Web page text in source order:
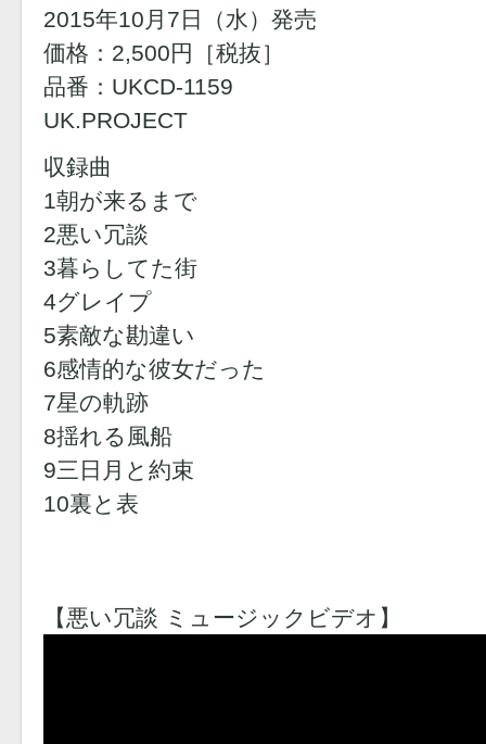
2015年10月7日（水）発売
価格：2,500円［税抜］
品番：UKCD-1159
UK.PROJECT
収録曲
1朝が来るまで
2悪い冗談
3暮らしてた街
4グレイプ
5素敵な勘違い
6感情的な彼女だった
7星の軌跡
8揺れる風船
9三日月と約束
10裏と表
【悪い冗談 ミュージックビデオ】